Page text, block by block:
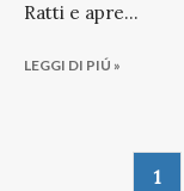
Ratti e apre...
LEGGI DI PIÚ »
Paginazione
1